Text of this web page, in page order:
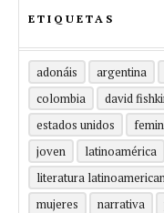
ETIQUETAS
adonáis argentina
colombia
david
estados unidos
joven
latinoamérica
literatura
mujeres
narrativa